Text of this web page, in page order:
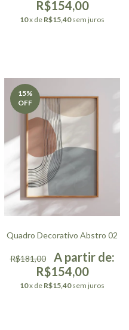
R$154,00
10x de R$15,40 sem juros
15%
OFF
Quadro Decorativo Abstro 02
R$181,00
R$154,00
10x de R$15,40 sem juros